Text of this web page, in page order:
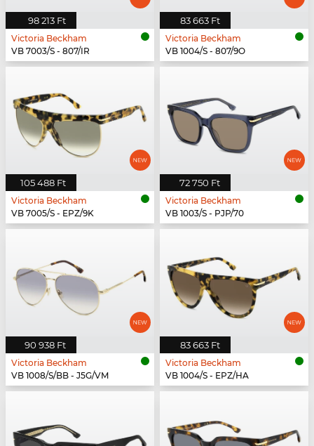
98 213 Ft
Victoria Beckham
VB 7003/S - 807/IR
83 663 Ft
Victoria Beckham
VB 1004/S - 807/9O
105 488 Ft
Victoria Beckham
VB 7005/S - EPZ/9K
72 750 Ft
Victoria Beckham
VB 1003/S - PJP/70
90 938 Ft
Victoria Beckham
VB 1008/S/BB - J5G/VM
83 663 Ft
Victoria Beckham
VB 1004/S - EPZ/HA